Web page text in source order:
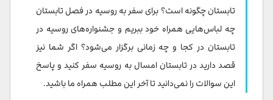
هزینه غذا در روسیه
بهترین تفریحات روسیه در تابستان
جاهای دیدنی روسیه در تابستان
تابستان چگونه است؟ برای سفر به روسیه در فصل تابستان
چه لباس‌هایی همراه خود ببریم و جشنواره‌های روسیه در
تابستان در کجا و چه زمانی برگزار می‌شود؟ اگر شما نیز
قصد دارید در تابستان امسال به روسیه سفر کنید و پاسخ
این سوالات را نمی‌دانید تا آخر این مطلب همراه ما باشید.